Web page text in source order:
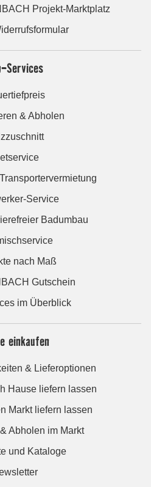
Projekt-Marktplatz
Services
& Abholen
Service
Badumbau
nach Maß
Gutschein
im Überblick
einkaufen
& Lieferoptionen
Hause liefern lassen
Markt liefern lassen
Abholen im Markt
und Kataloge